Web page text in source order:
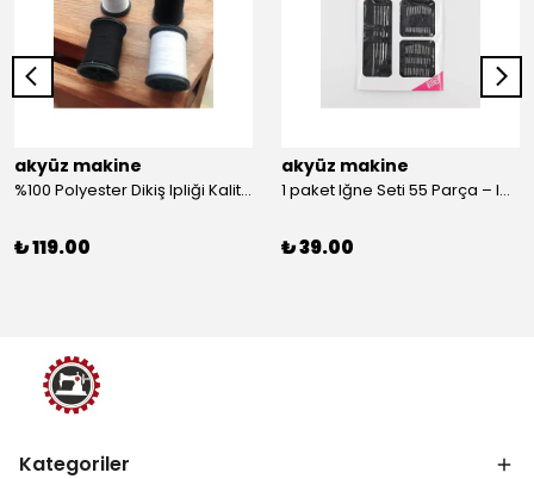
akyüz makine
%100 Polyester Dikiş Ipliği Kaliteli 2 Adet Farklı Makara Ip Dikiş İpi Siyah&Beyaz 2'Li Set
₺ 119.00
akyüz makine
1 paket Iğne Seti 55 Parça – Iğne
₺ 39.00
Kategoriler